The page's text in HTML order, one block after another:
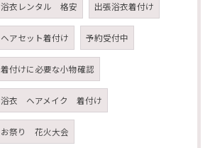
浴衣レンタル 格安 出張浴衣着付け
ヘアセット着付け 予約受付中
着付けに必要な小物確認
浴衣 ヘアメイク 着付け
お祭り 花火大会